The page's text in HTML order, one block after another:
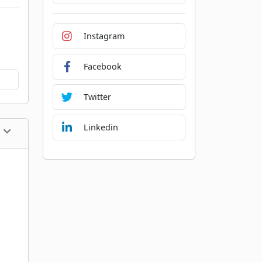
Instagram
Facebook
Twitter
Linkedin